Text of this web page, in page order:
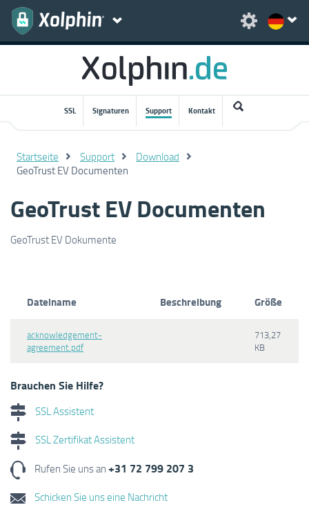
SSL Signaturen Support Kontakt
Startseite Support Download
GeoTrust EV Documenten
GeoTrust EV Documenten
GeoTrust EV Dokumente
Dateiname Beschreibung Größe
acknowledgement-
agreement.pdf
713,27
KB
Brauchen Sie Hilfe?
SSL Assistent
SSL Zertifikat Assistent
Rufen Sie uns an +31 72 799 207 3
Schicken Sie uns eine Nachricht